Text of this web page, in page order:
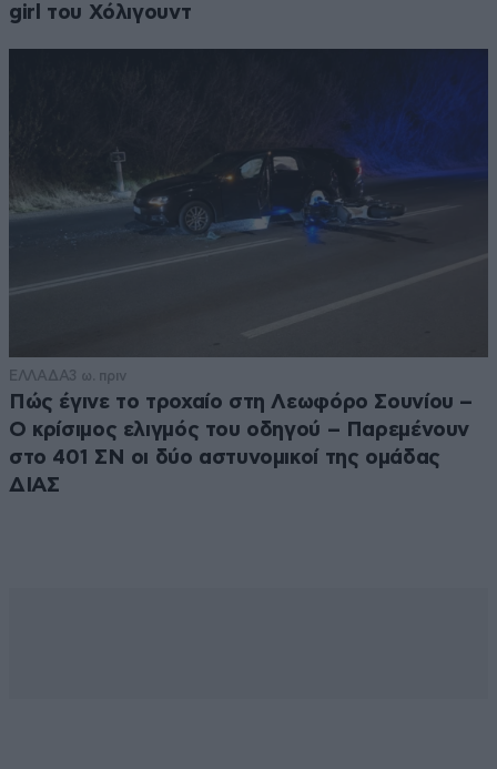
girl του Χόλιγουντ
ΕΛΛΑΔΑ3 ω. πριν
Πώς έγινε το τροχαίο στη Λεωφόρο Σουνίου –
Ο κρίσιμος ελιγμός του οδηγού – Παρεμένουν
στο 401 ΣΝ οι δύο αστυνομικοί της ομάδας
ΔΙΑΣ